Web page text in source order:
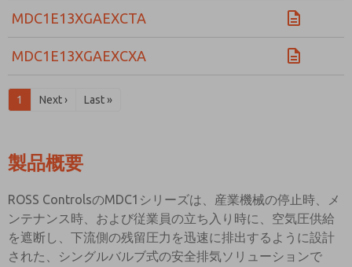
MDC1E13XGAEXCTA
MDC1E13XGAEXCXA
1 Next › Last »
製品概要
ROSS ControlsのMDC1シリーズは、産業機械の停止時、メ
ンテナンス時、および従業員の立ち入り時に、空気圧供給
を遮断し、下流側の残留圧力を迅速に排出するように設計
された、シングルバルブ式の安全排気ソリューションで